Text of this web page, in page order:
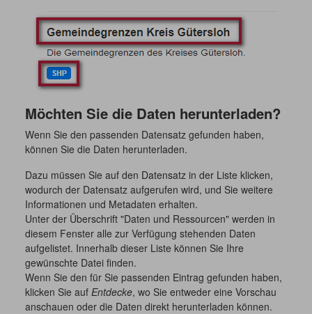
Möchten Sie die Daten herunterladen?
Wenn Sie den passenden Datensatz gefunden haben,
können Sie die Daten herunterladen.
Dazu müssen Sie auf den Datensatz in der Liste klicken,
wodurch der Datensatz aufgerufen wird, und Sie weitere
Informationen und Metadaten erhalten.
Unter der Überschrift "Daten und Ressourcen" werden in
diesem Fenster alle zur Verfügung stehenden Daten
aufgelistet. Innerhalb dieser Liste können Sie Ihre
gewünschte Datei finden.
Wenn Sie den für Sie passenden Eintrag gefunden haben,
klicken Sie auf Entdecke, wo Sie entweder eine Vorschau
anschauen oder die Daten direkt herunterladen können.